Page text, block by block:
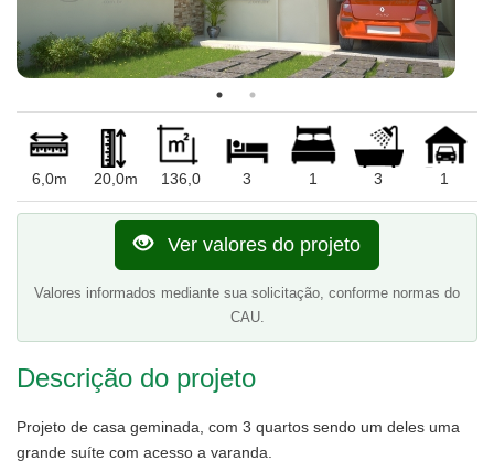
6,0m 20,0m 136,0 3 1 3 1
Ver valores do projeto
Valores informados mediante sua solicitação, conforme normas do
CAU.
Descrição do projeto
Projeto de casa geminada, com 3 quartos sendo um deles uma
grande suíte com acesso a varanda.